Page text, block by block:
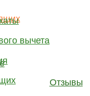
Отзывы
вычета